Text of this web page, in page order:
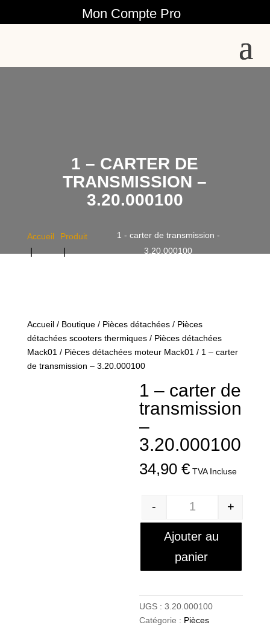
Mon Compte Pro
1 – CARTER DE
TRANSMISSION –
3.20.000100
Accueil Produit
1 - carter de transmission -
3.20.000100
Accueil/ Boutique/ Pièces détachées/ Pièces
détachées scooters thermiques/ Pièces détachées
Mack01 / Pièces détachées moteur Mack01 / 1 – carter
de transmission – 3.20.000100
1 – carter de
transmission
–
3.20.000100
34,90€ TVA Incluse
Quantité
- +
Ajouter au
panier
UGS :3.20.000100
Catégorie : Pièces